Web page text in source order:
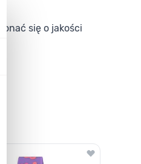
się o jakości
pomijającego.